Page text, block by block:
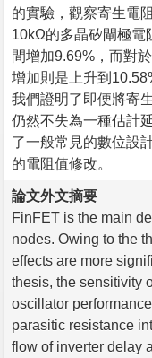
的實驗，觀察寄生電
10kΩ的多晶矽閘極電
間增加9.69%，而對
增加則是上升到
我們證明了即便將寄
仍然不失為一種估計
了一般常見的數位設
的電阻值修改。
論文外文摘要
FinFET is the main
nodes. Owing to the
effects are more
thesis, the sensitivity
oscillator
parasitic resistance
flow of inverter delay